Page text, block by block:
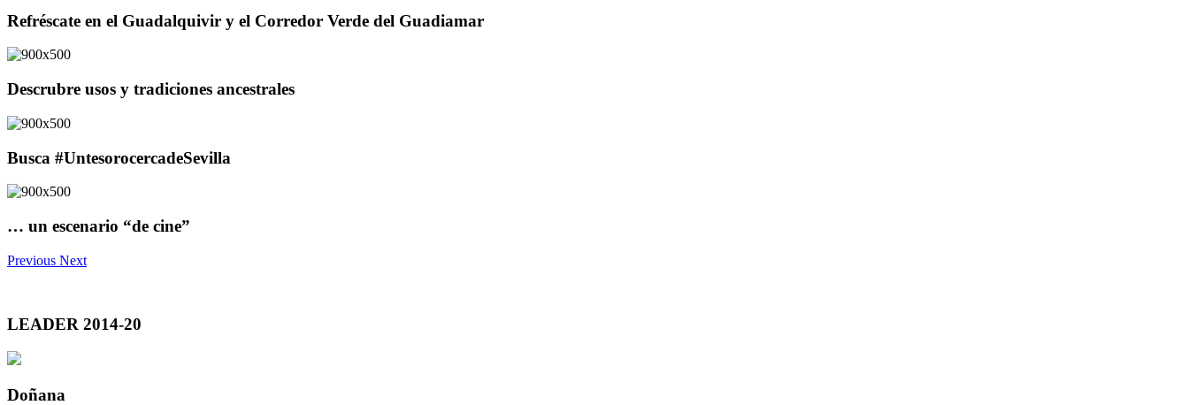
Refréscate en el Guadalquivir y el Corredor Verde del Guadiamar
Descrubre usos y tradiciones ancestrales
Busca #UntesorocercadeSevilla
… un escenario “de cine”
Previous Next
LEADER 2014-20
Doñana